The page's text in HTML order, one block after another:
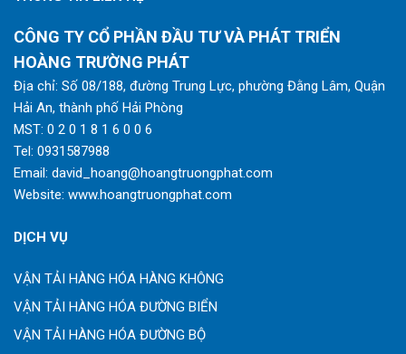
CÔNG TY CỔ PHẦN ĐẦU TƯ VÀ PHÁT TRIỂN
HOÀNG TRƯỜNG PHÁT
Địa chỉ: Số 08/188, đường Trung Lực, phường Đằng Lâm, Quận
Hải An, thành phố Hải Phòng
MST: 0 2 0 1 8 1 6 0 0 6
Tel: 0931587988
Email: david_hoang@hoangtruongphat.com
Website: www.hoangtruongphat.com
DỊCH VỤ
VẬN TẢI HÀNG HÓA HÀNG KHÔNG
VẬN TẢI HÀNG HÓA ĐƯỜNG BIỂN
VẬN TẢI HÀNG HÓA ĐƯỜNG BỘ